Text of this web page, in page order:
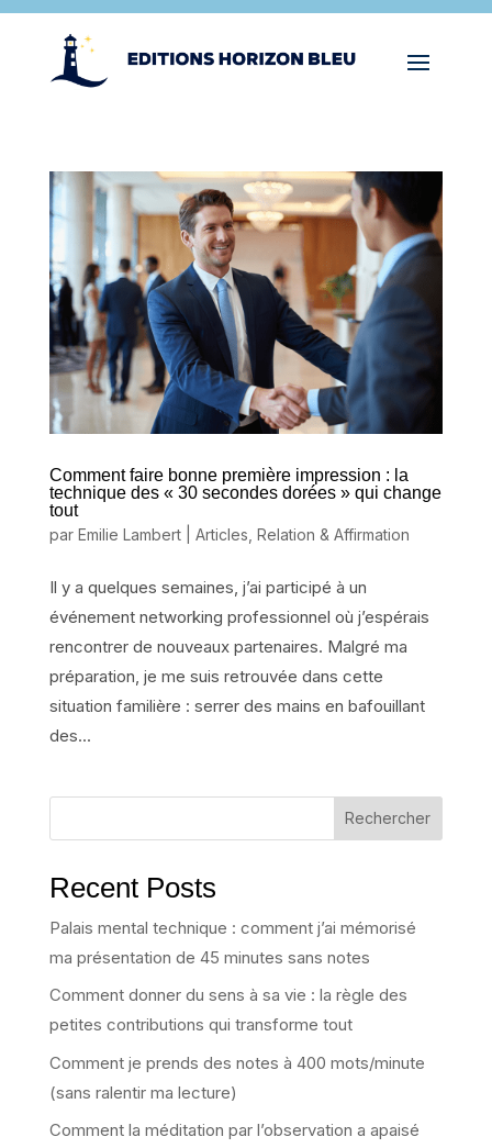
Comment faire bonne première impression : la
technique des « 30 secondes dorées » qui change
tout
par Emilie Lambert| Articles Relation & Affirmation
Il y a quelques semaines, j’ai participé à un
événement networking professionnel où j’espérais
rencontrer de nouveaux partenaires. Malgré ma
préparation, je me suis retrouvée dans cette
situation familière : serrer des mains en bafouillant
des...
Rechercher
Recent Posts
Palais mental technique : comment j’ai mémorisé
ma présentation de 45 minutes sans notes
Comment donner du sens à sa vie : la règle des
petites contributions qui transforme tout
Comment je prends des notes à 400 mots/minute
(sans ralentir ma lecture)
Comment la méditation par l’observation a apaisé